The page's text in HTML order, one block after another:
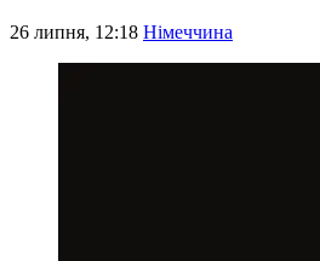
26 липня, 12:18 Німеччина